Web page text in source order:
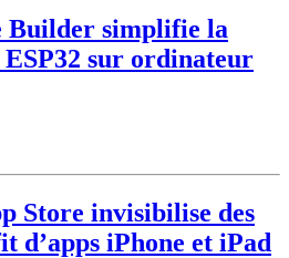
Builder simplifie la
sur ordinateur
Store invisibilise des
d’apps iPhone et iPad